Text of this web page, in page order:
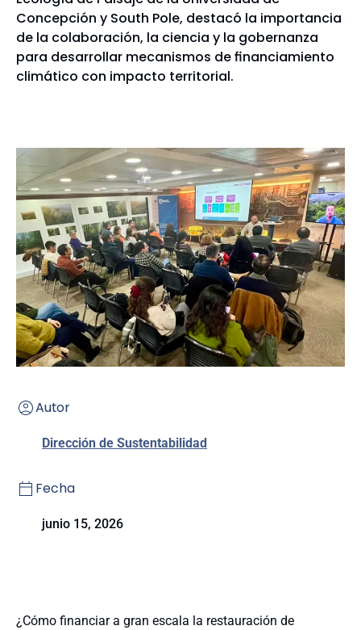
Concepción y South Pole, destacó la importancia
de la colaboración, la ciencia y la gobernanza
para desarrollar mecanismos de financiamiento
climático con impacto territorial.
Autor
Dirección de Sustentabilidad
Fecha
junio 15, 2026
¿Cómo financiar a gran escala la restauración de